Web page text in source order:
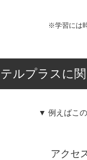
※学習には
ルプラスに
▼ 例えばこ
アクセ